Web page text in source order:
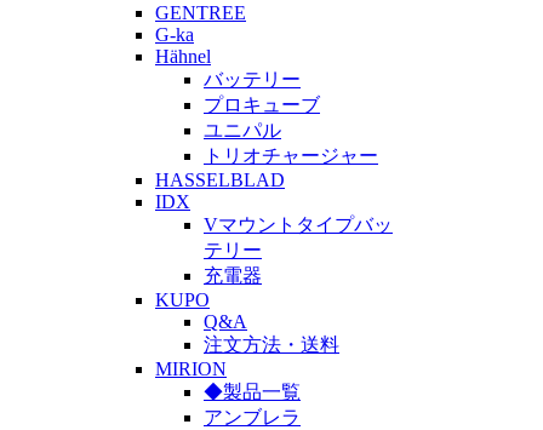
GENTREE
G-ka
Hähnel
バッテリー
プロキューブ
ユニパル
トリオチャージャー
HASSELBLAD
IDX
Vマウントタイプバッ
テリー
充電器
KUPO
Q&A
注文方法・送料
MIRION
◆製品一覧
アンブレラ